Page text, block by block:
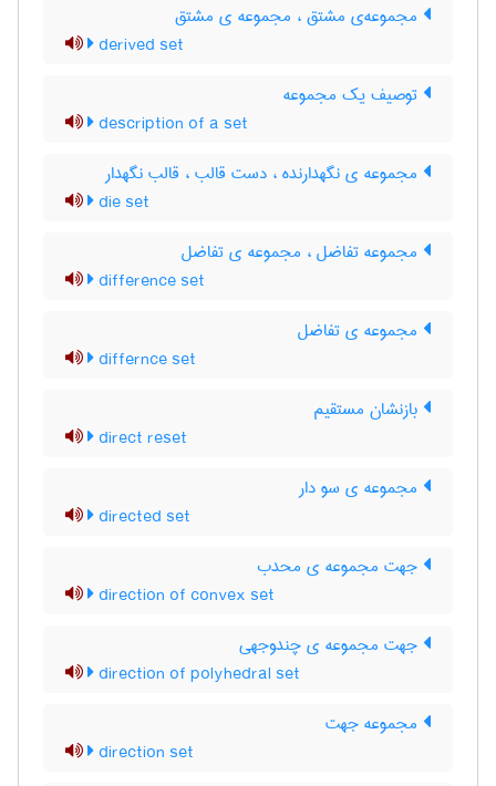
مجموعه‌ی مشتق ، مجموعه ی مشتق
derived set
توصیف یک مجموعه
description of a set
مجموعه ی نگهدارنده ، دست قالب ، قالب نگهدار
die set
مجموعه تفاضل ، مجموعه ی تفاضل
difference set
مجموعه ی تفاضل
differnce set
بازنشان مستقیم
direct reset
مجموعه ی سو دار
directed set
جهت مجموعه ی محدب
direction of convex set
جهت مجموعه ی چندوجهی
direction of polyhedral set
مجموعه جهت
direction set